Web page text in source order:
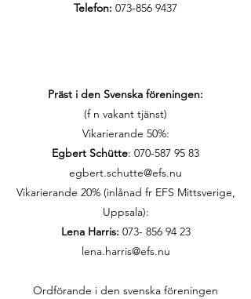
Telefon: 073-856 9437
Präst i den Svenska föreningen:
(f n vakant tjänst)
Vikarierande 50%:
Egbert Schütte: 070-587 95 83
egbert.schutte@efs.nu
Vikarierande 20% (inlånad fr EFS Mittsverige,
Uppsala):
Lena Harris: 073- 856 94 23
lena.harris@efs.nu
Ordförande i den svenska föreningen